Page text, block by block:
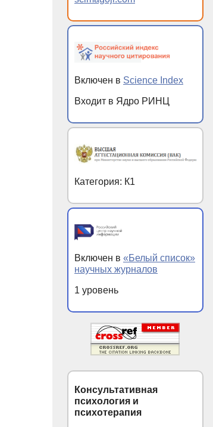
Включен в Science Index
Входит в Ядро РИНЦ
Категория: К1
Включен в «Белый список»
научных журналов
1 уровень
Консультативная
психология и
психотерапия